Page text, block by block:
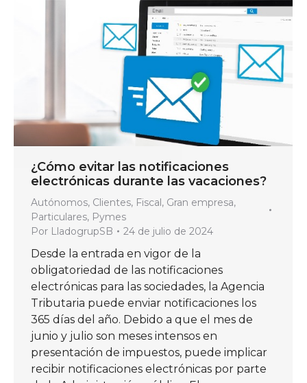
¿Cómo evitar las notificaciones
electrónicas durante las vacaciones?
Autónomos, Clientes, Fiscal, Gran empresa,
Particulares, Pymes
Por LladogrupSB 24 de julio de 2024
Desde la entrada en vigor de la
obligatoriedad de las notificaciones
electrónicas para las sociedades, la Agencia
Tributaria puede enviar notificaciones los
365 días del año. Debido a que el mes de
junio y julio son meses intensos en
presentación de impuestos, puede implicar
recibir notificaciones electrónicas por parte